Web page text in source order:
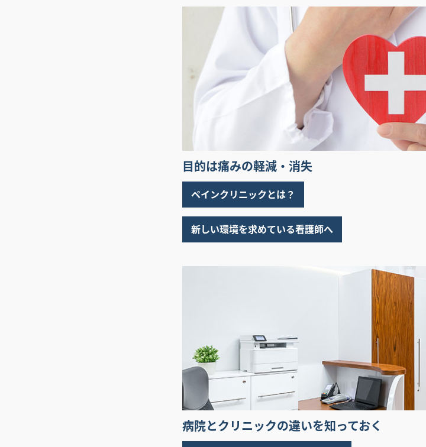
目的は痛みの軽減・消失
ペインクリニックとは？
新しい環境を求めている看護師へ
病院とクリニックの違いを知っておく